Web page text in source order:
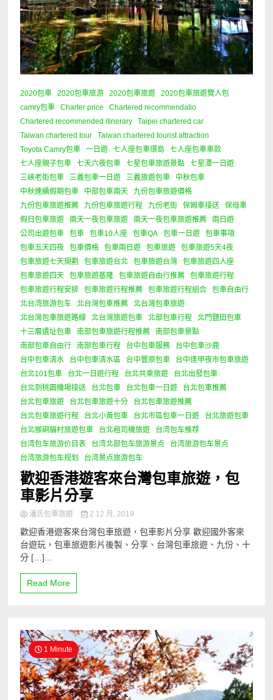
2020包車 2020包車旅游 2020包車旅遊
2020包車旅遊覽人包
camry包車
Charter price
Chartered recommendatio
Chartered recommended itinerary
Taipei chartered car
Taiwan chartered tour
Taiwan chartered tourist attraction
Toyota Camry包車
一日遊 七人座包車環島
七人座包車車款
七人座親子包車
七天六夜包車 七星包車旅遊景點
七星潭一日遊
三峽老街包車
三義包車一日遊 三義旅遊包車
中秋包車
中秋連續假期包車
中部包車兩天
九份包車旅遊價格
九份包車旅遊推薦
九份包車旅遊行程 九份老街 保姆車接送
保母車
假日包車旅遊
兩天一夜包車旅遊 兩天一夜包車旅遊推薦
兩日遊
公司出遊包車
包車 包車10人座 包車QA 包車一日遊
包車事項
包車五天四夜
包車價格 包車兩日遊 包車旅遊
包車旅遊5天4夜
包車旅遊七天規劃
包車旅遊台北 包車旅遊台灣
包車旅遊四人座
包車旅遊四天
包車旅遊基隆 包車旅遊自由行推薦
包車旅遊行程
包車旅遊行程安排
包車旅遊行程推薦 包車旅遊行程組合
包車自由行
北台湾旅游包车
北台灣包車推薦
北台灣包車旅遊
北台灣包車旅遊路線
北台灣旅遊包車 北部包車行程
北門鹽田包車
十三層遺址包車
南部包車旅遊行程推薦
南部包車景點
南部包車自由行
南部包車行程 台中包車服務
台中包車沙鹿
台中包車清水
台中包車清水區 台中豐原包車
台中逢甲夜市包車旅遊
台北101包車
台北一日遊行程 台北共乘旅遊
台北出發包車
台北到桃園機場接送
台北包車 台北包車一日遊
台北包車推薦
台北包車旅遊
台北包車旅遊十分
台北包車旅遊推薦
台北包車旅遊行程
台北小黃包車 台北市區包車一日遊
台北旅遊包車
台北猴硐貓村旅遊包車
台北租司機旅遊
台湾包车推荐
台湾包车旅游价目表
台湾北部包车旅游景点
台湾旅游包车景点
台湾旅游包车规划
台湾景点旅游包车
歡迎香港遊客來台灣包車旅遊，包
車影片分享
潘氏包車旅遊 2 12 月, 2019
歡迎香港遊客來台灣包車旅遊，包車影片分享 歡迎國外客來
台遊玩，包車旅遊影片後製、分享、台灣包車旅遊、九份、十
分 […]...
Read More
1 Minute